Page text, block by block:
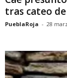
tras cateo de
PueblaRoja - 28